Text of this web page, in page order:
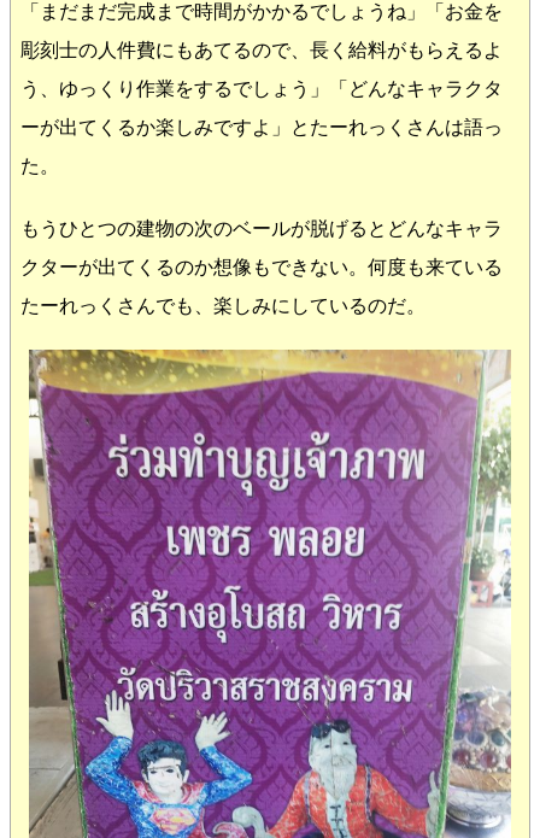
「まだまだ完成まで時間がかかるでしょうね」「お金を
彫刻士の人件費にもあてるので、長く給料がもらえるよ
う、ゆっくり作業をするでしょう」「どんなキャラクタ
ーが出てくるか楽しみですよ」とたーれっくさんは語っ
た。
もうひとつの建物の次のベールが脱げるとどんなキャラ
クターが出てくるのか想像もできない。何度も来ている
たーれっくさんでも、楽しみにしているのだ。